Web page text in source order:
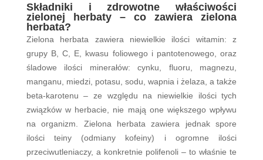
Składniki i zdrowotne właściwości
zielonej herbaty – co zawiera zielona
herbata?
Zielona herbata zawiera niewielkie ilości witamin: z
grupy B, C, E, kwasu foliowego i pantotenowego, oraz
śladowe ilości minerałów: cynku, fluoru, magnezu,
manganu, miedzi, potasu, sodu, wapnia i żelaza, a także
beta-karotenu – ze względu na niewielkie ilości tych
związków w herbacie, nie mają one większego wpływu
na organizm. Zielona herbata zawiera jednak spore
ilości teiny (odmiany kofeiny) i ogromne ilości
przeciwutleniaczy, a konkretnie polifenoli – to właśnie te